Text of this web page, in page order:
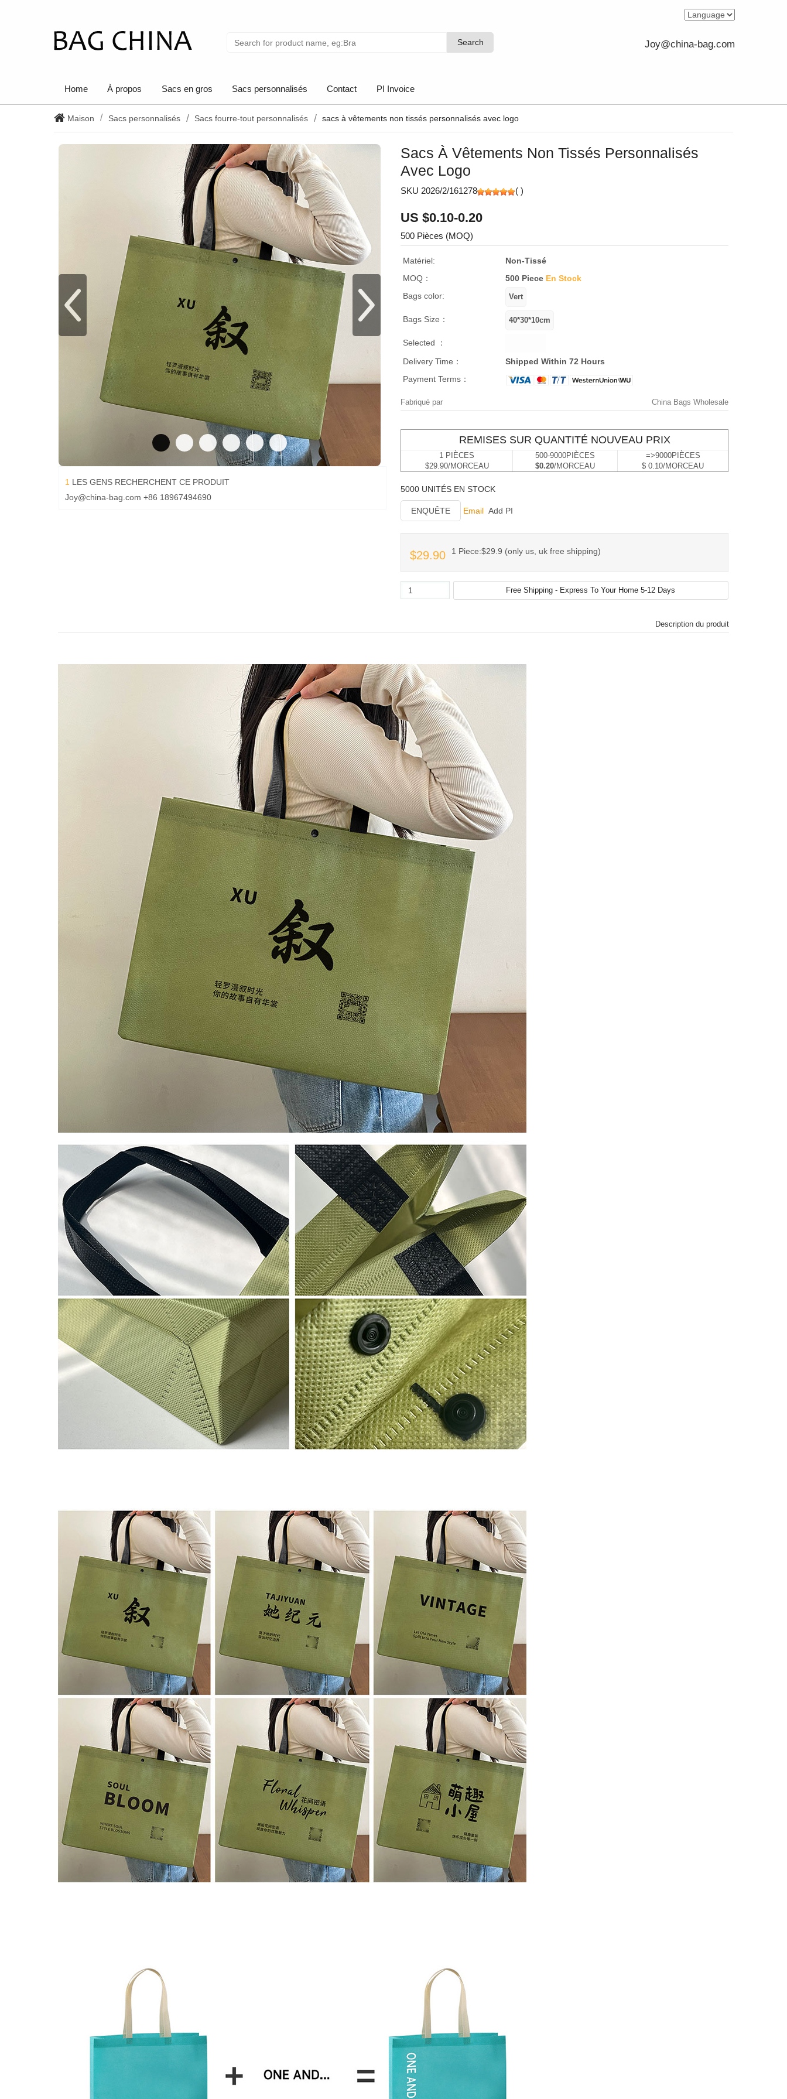
Search
Search Joy@china-bag.com
Home À propos Sacs en gros Sacs personnalisés Contact PI Invoice
Maison Sacs personnalisés Sacs fourre-tout personnalisés sacs à vêtements non tissés personnalisés avec logo
1 LES GENS RECHERCHENT CE PRODUIT
Joy@china-bag.com +86 18967494690
Sacs À Vêtements Non Tissés Personnalisés
Avec Logo
SKU 2026/2/161278 ( )
US $0.10-0.20
500 Pièces (MOQ)
Matériel:
Non-Tissé
MOQ：
500 Piece En Stock
Bags color:
Bags Size：
Selected ：
Delivery Time：
Shipped Within 72 Hours
Payment Terms：
Fabriqué par China Bags Wholesale
REMISES SUR QUANTITÉ NOUVEAU PRIX
1 PIÈCES
$29.90/MORCEAU
500-9000PIÈCES
$0.20/MORCEAU
=>9000PIÈCES
$ 0.10/MORCEAU
5000 UNITÉS EN STOCK
ENQUÊTE Email Add PI
$29.90 1 Piece:$29.9 (only us, uk free shipping)
Description du produit